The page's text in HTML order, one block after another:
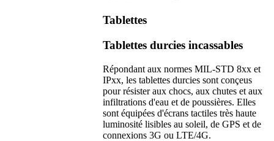
Tablettes
Tablettes durcies incassables
Répondant aux normes MIL-STD 8xx et
IPxx, les tablettes durcies sont conçeus
pour résister aux chocs, aux chutes et aux
infiltrations d'eau et de poussières. Elles
sont équipées d'écrans tactiles très haute
luminosité lisibles au soleil, de GPS et de
connexions 3G ou LTE/4G.